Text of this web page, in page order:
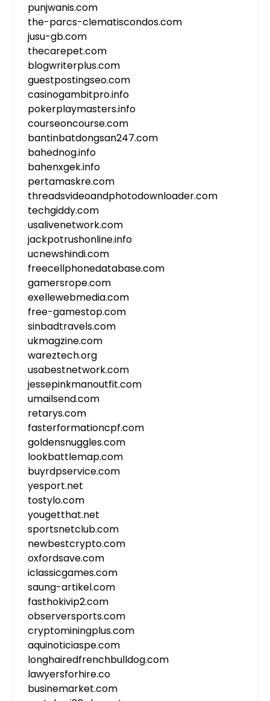
punjwanis.com
the-parcs-clematiscondos.com
jusu-gb.com
thecarepet.com
blogwriterplus.com
guestpostingseo.com
casinogambitpro.info
pokerplaymasters.info
courseoncourse.com
bantinbatdongsan247.com
bahednog.info
bahenxgek.info
pertamaskre.com
threadsvideoandphotodownloader.com
techgiddy.com
usalivenetwork.com
jackpotrushonline.info
ucnewshindi.com
freecellphonedatabase.com
gamersrope.com
exellewebmedia.com
free-gamestop.com
sinbadtravels.com
ukmagzine.com
wareztech.org
usabestnetwork.com
jessepinkmanoutfit.com
umailsend.com
retarys.com
fasterformationcpf.com
goldensnuggles.com
lookbattlemap.com
buyrdpservice.com
yesport.net
tostylo.com
yougetthat.net
sportsnetclub.com
newbestcrypto.com
oxfordsave.com
iclassicgames.com
saung-artikel.com
fasthokivip2.com
observersports.com
cryptominingplus.com
aquinoticiaspe.com
longhairedfrenchbulldog.com
lawyersforhire.co
businemarket.com